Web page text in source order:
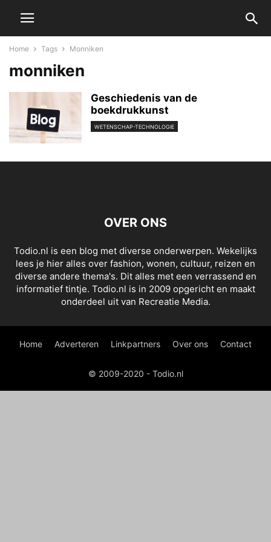
Home Tags Monniken
monniken
Geschiedenis van de
boekdrukkunst
WETENSCHAP-TECHNOLOGIE
OVER ONS
Todio.nl is een blog met diverse onderwerpen. Wekelijks
lees je hier alles over fashion, wonen, cultuur, reizen en
diverse andere thema's. Dit alles met een verrassend en
informatief tintje. Todio.nl is in 2009 opgericht en maakt
onderdeel uit van Recreatie Media.
Home Adverteren Linkpartners Over ons Contact
© 2009-2020 - Todio.nl